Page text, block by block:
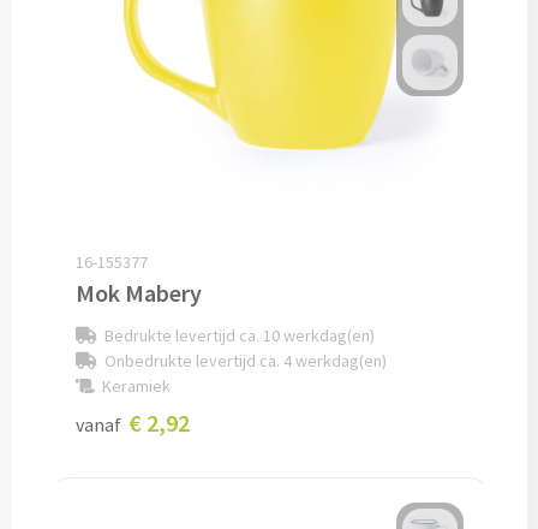
Luxe pennen bedrukken
Alle schrijfwaren & pennen
Markeerstiften bedrukken
Kinderschrijfwaren bedrukken
Stoepkrijt bedrukken
16-155377
Mok Mabery
Bedrukte levertijd ca. 10 werkdag(en)
Onbedrukte levertijd ca. 4 werkdag(en)
Keramiek
vanaf € 2,92